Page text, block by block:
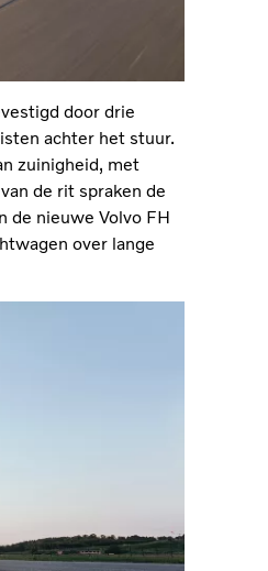
door drie
achter het stuur.
zuinigheid, met
de rit spraken de
de nieuwe Volvo FH
over lange